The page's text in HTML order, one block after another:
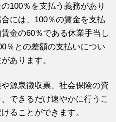
100％を支払う義務があり
には、100％の賃金を支払
金の60％である休業手当し
％との差額の支払いについ
あります。
源泉徴収票、社会保険の資
できるだけ速やかに行うこ
ることができます。